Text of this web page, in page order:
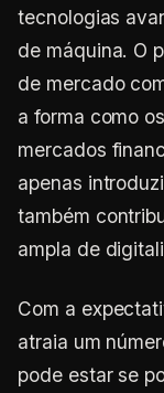
tecnologias
de máquina. O
de mercado
a forma como
mercados
apenas
também
ampla de
Com a
atraia um
pode estar se